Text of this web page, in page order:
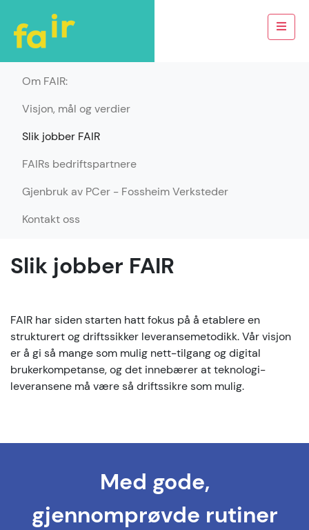
Om FAIR:
Visjon, mål og verdier
Slik jobber FAIR
FAIRs bedriftspartnere
Gjenbruk av PCer - Fossheim Verksteder
Kontakt oss
Slik jobber FAIR
FAIR har siden starten hatt fokus på å etablere en
strukturert og driftssikker leveransemetodikk. Vår visjon
er å gi så mange som mulig nett-tilgang og digital
brukerkompetanse, og det innebærer at teknologi-
leveransene må være så driftssikre som mulig.
Med gode,
gjennomprøvde rutiner